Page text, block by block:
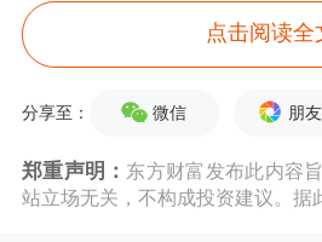
性因素并未动摇，全
下，以中国、波兰为
行购金需求持续释放，
净购金244吨；美国财
点击阅读全
分享至： 微信 朋
郑重声明： 东方财富发布此内容
站立场无关，不构成投资建议。据